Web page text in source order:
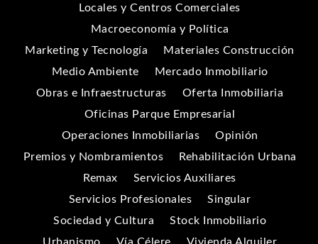
Locales y Centros Comerciales
Macroeconomía y Política
Marketing y Tecnología
Materiales Construcción
Medio Ambiente
Mercado Inmobiliario
Obras e Infraestructuras
Oferta Inmobiliaria
Oficinas Parque Empresarial
Operaciones Inmobiliarias
Opinión
Premios y Nombramientos
Rehabilitación Urbana
Remax
Servicios Auxiliares
Servicios Profesionales
Singular
Sociedad y Cultura
Stock Inmobiliario